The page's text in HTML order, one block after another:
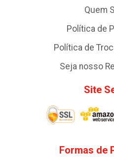
Quem
Política de
Política de
Seja nosso
Site
Formas de